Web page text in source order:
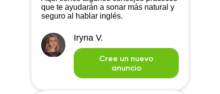
que te ayudarán a sonar más natural y
seguro al hablar inglés.
Iryna V.
Cree un nuevo
anuncio